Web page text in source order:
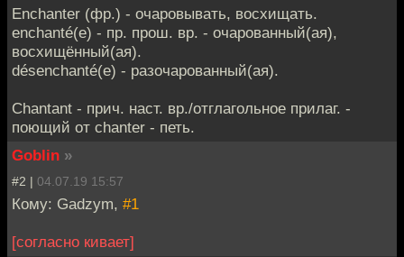
Enchanter (фр.) - очаровывать, восхищать.
enchanté(e) - пр. прош. вр. - очарованный(ая),
восхищённый(ая).
désenchanté(e) - разочарованный(ая).
Chantant - прич. наст. вр./отглагольное прилаг. -
поющий от chanter - петь.
Goblin »
#2 | 04.07.19 15:57
Кому: Gadzym, #1
[согласно кивает]